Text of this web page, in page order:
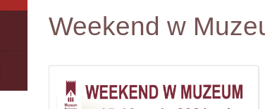
Weekend w